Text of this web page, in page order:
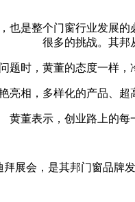
也是整个门窗行业发展
很多的挑战。其邦
题时，黄董的态度一样
亮相，多样化的产品、
黄董表示，创业路上的每
展会，是其邦门窗品牌